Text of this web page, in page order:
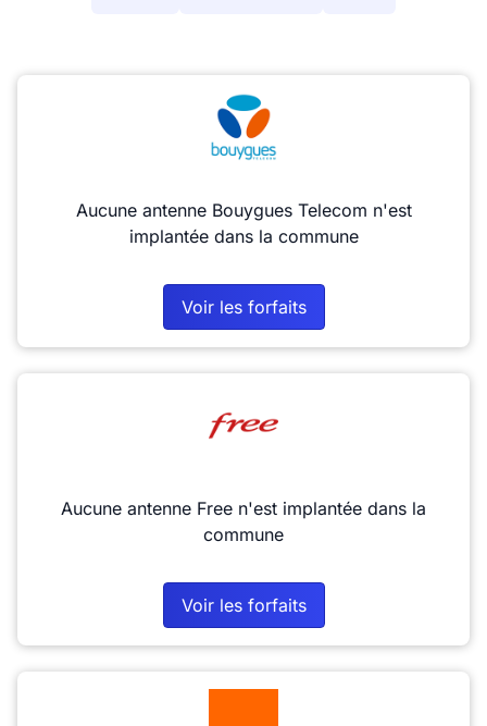
Aucune antenne Bouygues Telecom n'est
implantée dans la commune
Voir les forfaits
Aucune antenne Free n'est implantée dans la
commune
Voir les forfaits